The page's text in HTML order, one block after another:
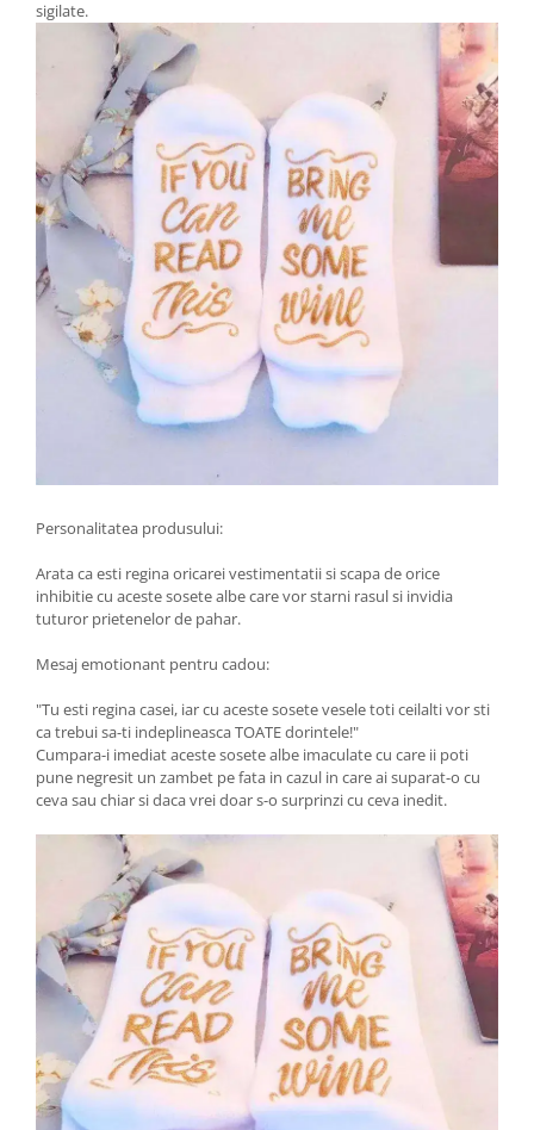
sigilate.
Personalitatea produsului:
Arata ca esti regina oricarei vestimentatii si scapa de orice
inhibitie cu aceste sosete albe care vor starni rasul si invidia
tuturor prietenelor de pahar.
Mesaj emotionant pentru cadou:
"Tu esti regina casei, iar cu aceste sosete vesele toti ceilalti vor sti
ca trebui sa-ti indeplineasca TOATE dorintele!"
Cumpara-i imediat aceste sosete albe imaculate cu care ii poti
pune negresit un zambet pe fata in cazul in care ai suparat-o cu
ceva sau chiar si daca vrei doar s-o surprinzi cu ceva inedit.